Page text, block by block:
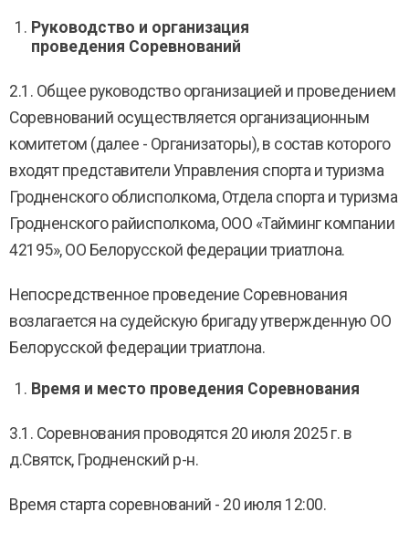
Руководство и организация
проведения Соревнований
2.1. Общее руководство организацией и проведением
Соревнований осуществляется организационным
комитетом (далее - Организаторы), в состав которого
входят представители Управления спорта и туризма
Гродненского облисполкома, Отдела спорта и туризма
Гродненского райисполкома, ООО «Тайминг компании
42195», ОО Белорусской федерации триатлона.
Непосредственное проведение Соревнования
возлагается на судейскую бригаду утвержденную ОО
Белорусской федерации триатлона.
Время и место проведения Соревнования
3.1. Соревнования проводятся 20 июля 2025 г. в
д.Святск, Гродненский р-н.
Время старта соревнований - 20 июля 12:00.